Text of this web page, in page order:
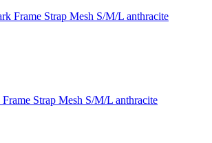
Strap Mesh S/M/L anthracite